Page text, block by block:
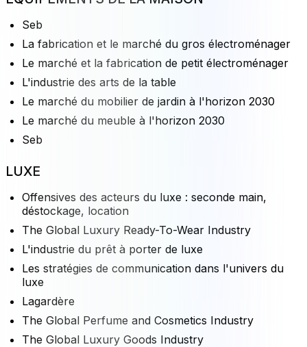
Seb
La fabrication et le marché du gros électroménager
Le marché et la fabrication de petit électroménager
L'industrie des arts de la table
Le marché du mobilier de jardin à l'horizon 2030
Le marché du meuble à l'horizon 2030
Seb
LUXE
Offensives des acteurs du luxe : seconde main,
déstockage, location
The Global Luxury Ready-To-Wear Industry
L'industrie du prêt à porter de luxe
Les stratégies de communication dans l'univers du
luxe
Lagardère
The Global Perfume and Cosmetics Industry
The Global Luxury Goods Industry